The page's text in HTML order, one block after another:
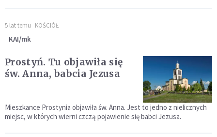
5 lat temu KOŚCIÓŁ
KAI/mk
Prostyń. Tu objawiła się
św. Anna, babcia Jezusa
Mieszkance Prostynia objawiła św. Anna. Jest to jedno z nielicznych
miejsc, w których wierni czczą pojawienie się babci Jezusa.